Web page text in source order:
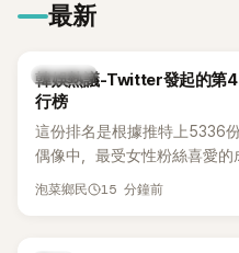
最新
熱議討論
韓娛熱議-Twitter發起的第4
行榜
這份排名是根據推特上5336
偶像中，最受女性粉絲喜愛的
員包攬了前三名，展現了她們
泡菜鄉民 15 分鐘前